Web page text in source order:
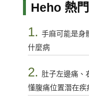
Heho 熱
1. 手麻可能是身
什麼病
2. 肚子左邊痛、
懂腹痛位置潛在疾